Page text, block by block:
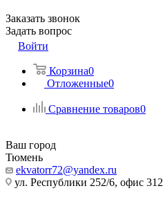
Заказать звонок
Задать вопрос
Войти
Корзина0
Отложенные0
Сравнение товаров0
Ваш город
Тюмень
ekvatorr72@yandex.ru
ул. Республики 252/6, офис 312